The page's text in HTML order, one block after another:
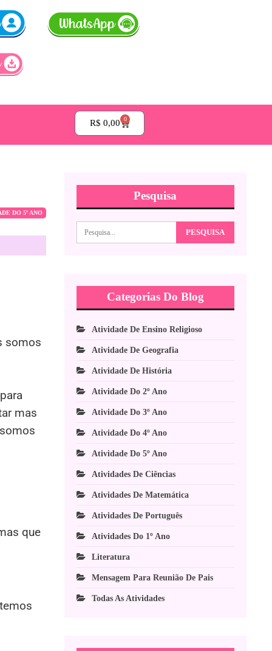
R$ 0,00 0
DO 5º ANO
somos
mas
que
Pesquisa
Categorias Do Blog
Atividade De Ensino Religioso
Atividade De Geografia
Atividade De História
Atividade Do 2º Ano
Atividade Do 3º Ano
Atividade Do 4º Ano
Atividade Do 5º Ano
Atividades De Ciências
Atividades De Matemática
Atividades De Português
Atividades Do 1º Ano
Literatura
Mensagem Para Reunião De Pais
Todas As Atividades